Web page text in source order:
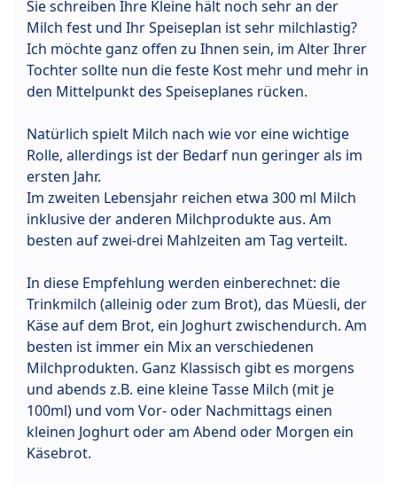
Sie schreiben Ihre Kleine hält noch sehr an der
Milch fest und Ihr Speiseplan ist sehr milchlastig?
Ich möchte ganz offen zu Ihnen sein, im Alter Ihrer
Tochter sollte nun die feste Kost mehr und mehr in
den Mittelpunkt des Speiseplanes rücken.
Natürlich spielt Milch nach wie vor eine wichtige
Rolle, allerdings ist der Bedarf nun geringer als im
ersten Jahr.
Im zweiten Lebensjahr reichen etwa 300 ml Milch
inklusive der anderen Milchprodukte aus. Am
besten auf zwei-drei Mahlzeiten am Tag verteilt.
In diese Empfehlung werden einberechnet: die
Trinkmilch (alleinig oder zum Brot), das Müesli, der
Käse auf dem Brot, ein Joghurt zwischendurch. Am
besten ist immer ein Mix an verschiedenen
Milchprodukten. Ganz Klassisch gibt es morgens
und abends z.B. eine kleine Tasse Milch (mit je
100ml) und vom Vor- oder Nachmittags einen
kleinen Joghurt oder am Abend oder Morgen ein
Käsebrot.